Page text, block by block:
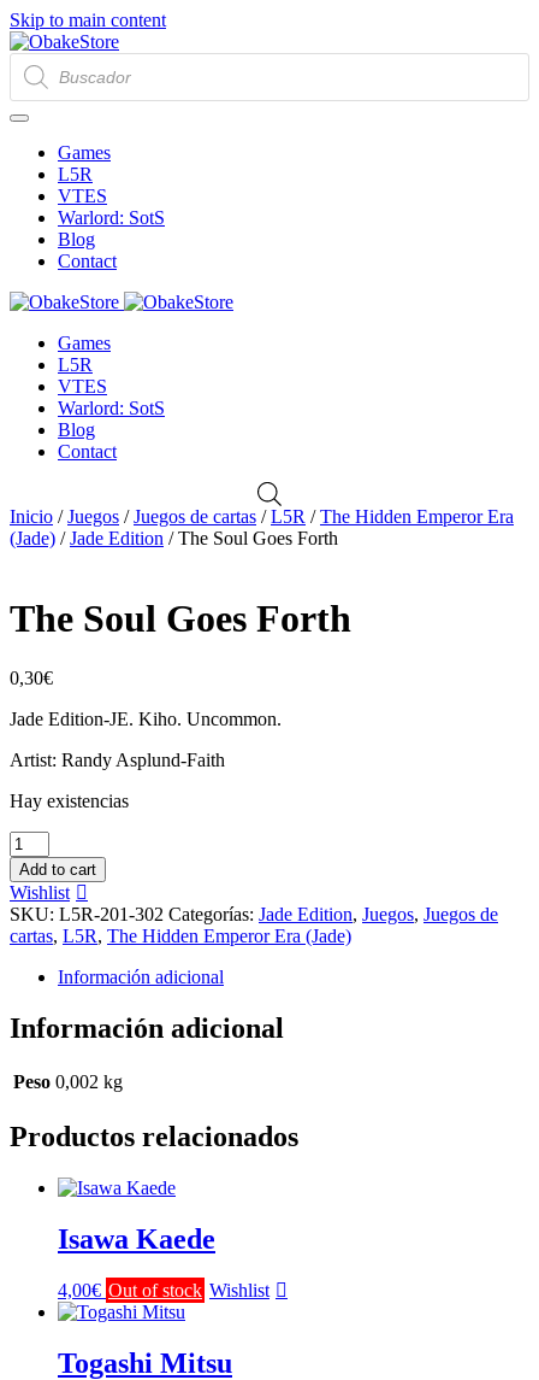
Skip to main content
Búsqueda
de
productos
Games
L5R
VTES
Warlord: SotS
Blog
Contact
Games
L5R
VTES
Warlord: SotS
Blog
Contact
Inicio /Juegos /Juegos de cartas /L5R /The Hidden Emperor Era
(Jade) /Jade Edition / The Soul Goes Forth
The Soul Goes Forth
0,30€
Jade Edition-JE. Kiho. Uncommon.
Artist: Randy Asplund-Faith
Hay existencias
The
Soul
Goes
Forth
cantidad
Add to cart
Wishlist
SKU: L5R-201-302 Categorías: Jade Edition, Juegos, Juegos de
cartas, L5R, The Hidden Emperor Era (Jade)
Información adicional
Información adicional
Peso 0,002 kg
Productos relacionados
Isawa Kaede
4,00€ Out of stock Wishlist
Togashi Mitsu